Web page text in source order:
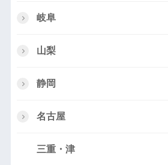
岐阜
山梨
静岡
名古屋
三重・津